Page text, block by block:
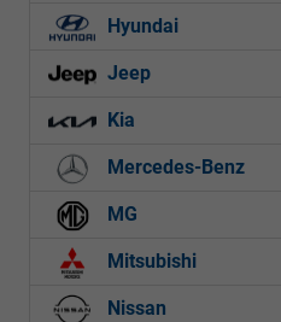
Hyundai
Jeep
Kia
Mercedes-Benz
MG
Mitsubishi
Nissan